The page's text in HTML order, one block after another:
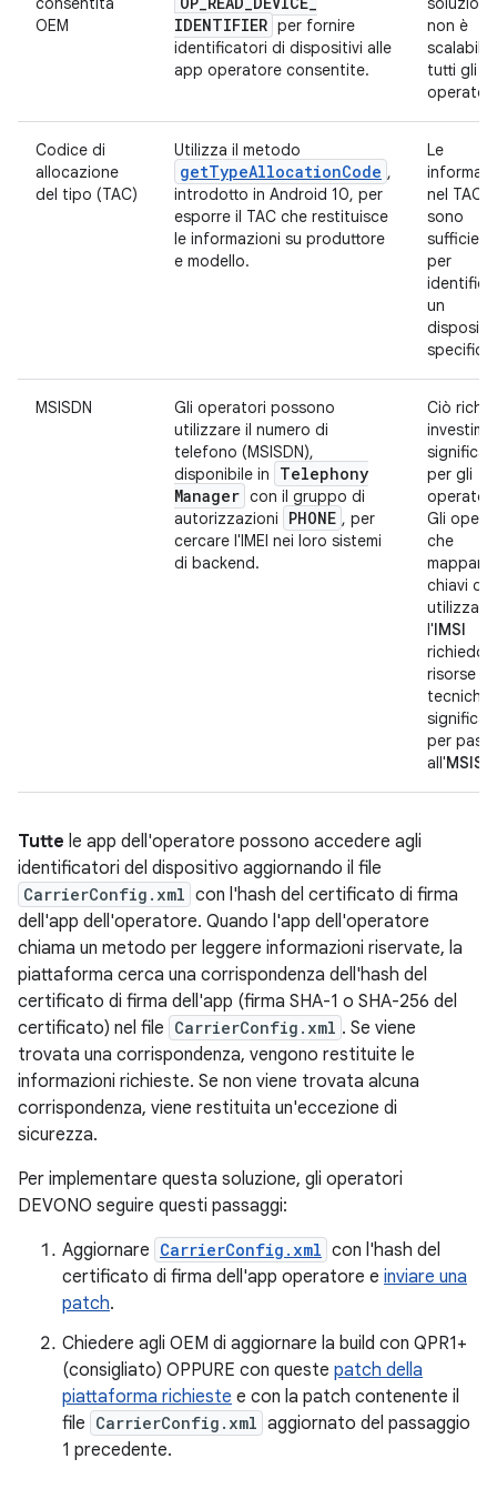
OEM
IDENTIFIER per fornire
identificatori di dispositivi alle
app operatore consentite.
non è
scalabile
tutti gli
Codice di
allocazione
del tipo (TAC)
Utilizza il metodo
getTypeAllocationCode ,
introdotto in Android 10, per
esporre il TAC che restituisce
le informazioni su produttore
e modello.
Le
nel TAC
sono
sufficienti
per
un
specifico.
MSISDN
Gli operatori possono
utilizzare il numero di
telefono (MSISDN),
disponibile in
Telephony
Manager con il gruppo di
autorizzazioni
PHONE , per
cercare l'IMEI nei loro sistemi
di backend.
Ciò
per gli
Gli
che
chiavi di
l'IMSI
risorse
tecniche
per
all'
Tutte le app dell'operatore possono accedere agli
identificatori del dispositivo aggiornando il file
CarrierConfig.xml con l'hash del certificato di firma
dell'app dell'operatore. Quando l'app dell'operatore
chiama un metodo per leggere informazioni riservate, la
piattaforma cerca una corrispondenza dell'hash del
certificato di firma dell'app (firma SHA-1 o SHA-256 del
certificato) nel file CarrierConfig.xml . Se viene
trovata una corrispondenza, vengono restituite le
informazioni richieste. Se non viene trovata alcuna
corrispondenza, viene restituita un'eccezione di
sicurezza.
Per implementare questa soluzione, gli operatori
DEVONO seguire questi passaggi:
Aggiornare CarrierConfig.xml con l'hash del
certificato di firma dell'app operatore e inviare una
patch.
Chiedere agli OEM di aggiornare la build con QPR1+
(consigliato) OPPURE con queste patch della
piattaforma richieste e con la patch contenente il
file CarrierConfig.xml aggiornato del passaggio
1 precedente.